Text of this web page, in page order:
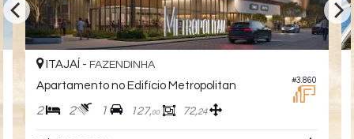
#3.860
ITAJAÍ - FAZENDINHA
Apartamento no Edifício Metropolitan
2 2 1 127,00 72,24